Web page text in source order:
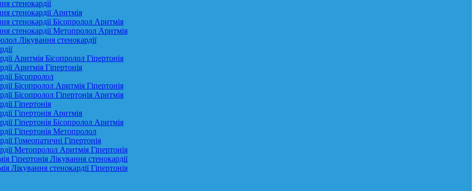
стенокардії
стенокардії Аритмія
стенокардії Бісопролол Аритмія
стенокардії Метопролол Аритмія
Лікування стенокардії
Аритмія Бісопролол Гіпертонія
Аритмія Гіпертонія
Бісопролол
Бісопролол Аритмія Гіпертонія
Бісопролол Гіпертонія Аритмія
Гіпертонія
Гіпертонія Аритмія
Гіпертонія Бісопролол Аритмія
Гіпертонія Метопролол
Гомеопатичні Гіпертонія
Метопролол Аритмія Гіпертонія
Гіпертонія Лікування стенокардії
Лікування стенокардії Гіпертонія